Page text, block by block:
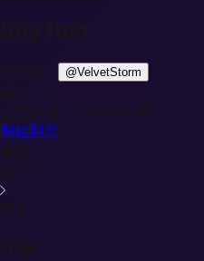
Shy futa
建立者： @VelvetStorm
訊息： 0
建立時間： 2026-01-06
開始聊天
相簿
載入中...
更多
介紹